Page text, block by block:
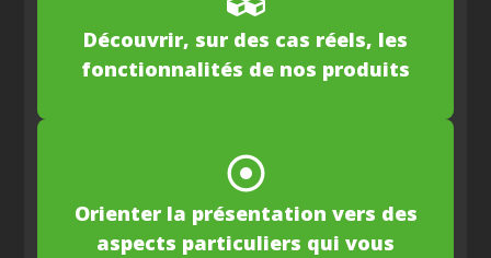
Découvrir, sur des cas réels, les
fonctionnalités de nos produits
Orienter la présentation vers des
aspects particuliers qui vous